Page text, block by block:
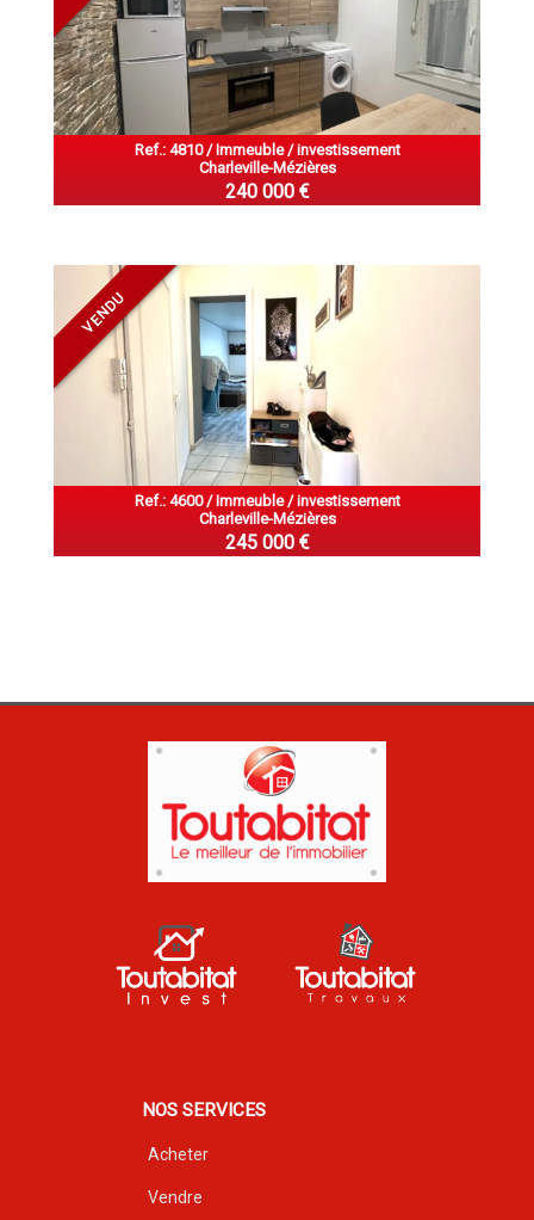
Ref.: 4810 / Immeuble / investissement
Charleville-Mézières
240 000 €
VENDU
Ref.: 4600 / Immeuble / investissement
Charleville-Mézières
245 000 €
NOS SERVICES
Acheter
Vendre